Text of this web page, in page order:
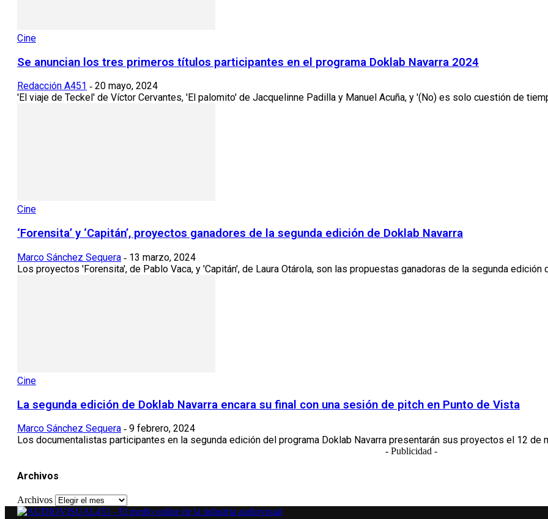
Cine
Se anuncian los tres primeros títulos participantes en el programa Doklab Navarra 2024
Redacción A451 - 20 mayo, 2024
'El viaje de Teckel' de Víctor Cervantes, 'El palomito' de Jacquelinne Padilla y Manuel Acuña, y '(No) es solo cuestión de
Cine
‘Forensita’ y ‘Capitán’, proyectos ganadores de la segunda edición de Doklab Navarra
Marco Sánchez Sequera - 13 marzo, 2024
Los proyectos 'Forensita', de Pablo Vaca, y 'Capitán', de Laura Otárola, son las propuestas ganadoras de la segunda edición
Cine
La segunda edición de Doklab Navarra encara su final con una sesión de pitch en Punto de Vista
Marco Sánchez Sequera - 9 febrero, 2024
Los documentalistas participantes en la segunda edición del programa Doklab Navarra presentarán sus proyectos el 12 de
- Publicidad -
Archivos
Archivos